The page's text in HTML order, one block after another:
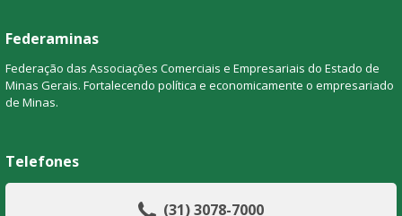
Federaminas
Federação das Associações Comerciais e Empresariais do Estado de
Minas Gerais. Fortalecendo política e economicamente o empresariado
de Minas.
Telefones
(31) 3078-7000